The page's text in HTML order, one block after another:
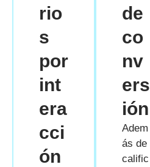
rio
s
por
int
era
cci
ón
de
co
nv
ers
ión
Adem
ás de
calific